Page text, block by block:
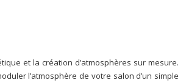
et la création d’atmosphères sur mesure.
l’atmosphère de votre salon d’un simple